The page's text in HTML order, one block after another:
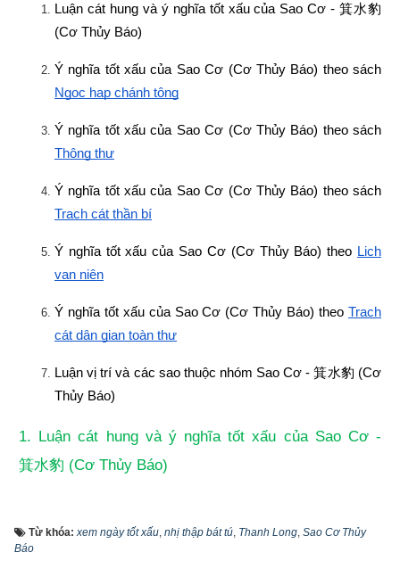
Luận cát hung và ý nghĩa tốt xấu của Sao Cơ - 箕水豹
(Cơ Thủy Báo)
Ý nghĩa tốt xấu của Sao Cơ (Cơ Thủy Báo) theo sách
Ngọc hạp chánh tông
Ý nghĩa tốt xấu của Sao Cơ (Cơ Thủy Báo) theo sách
Thông thư
Ý nghĩa tốt xấu của Sao Cơ (Cơ Thủy Báo) theo sách
Trạch cát thần bí
Ý nghĩa tốt xấu của Sao Cơ (Cơ Thủy Báo) theo Lịch
vạn niên
Ý nghĩa tốt xấu của Sao Cơ (Cơ Thủy Báo) theo Trạch
cát dân gian toàn thư
Luận vị trí và các sao thuộc nhóm Sao Cơ - 箕水豹 (Cơ
Thủy Báo)
箕水豹 (Cơ Thủy Báo)
Từ khóa:xem ngày tốt xấu, nhị thập bát tú, Thanh Long, Sao Cơ Thủy
Báo